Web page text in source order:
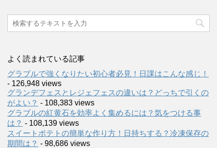
よく読まれている記事
グラブルで強くなりたい初心者必見！日課はこんな感じ！
- 126,948 views
グランデフェスとレジェフェスの違いは？どっちで引くの
がよい？ - 108,383 views
グラブルの紅黄石を効率よく集めるには？気をつける事
は？ - 108,139 views
スイートポテトの簡単な作り方！日持ちする？冷凍保存の
期間は？ - 98,686 views